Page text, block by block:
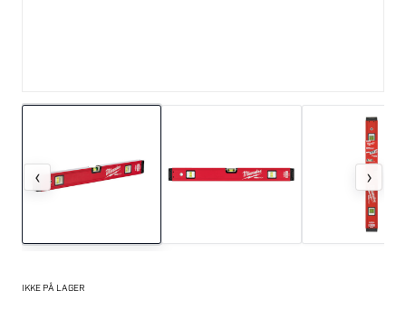
‹ ›
IKKE PÅ LAGER